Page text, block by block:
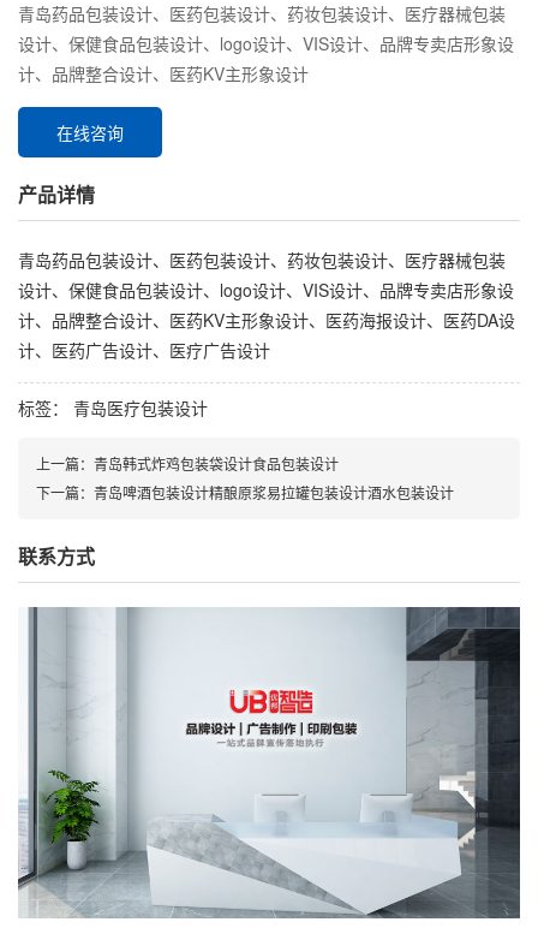
青岛药品包装设计、医药包装设计、药妆包装设计、医疗器械包装
设计、保健食品包装设计、logo设计、VIS设计、品牌专卖店形象设
计、品牌整合设计、医药KV主形象设计
在线咨询
产品详情
青岛药品包装设计、医药包装设计、药妆包装设计、医疗器械包装
设计、保健食品包装设计、logo设计、VIS设计、品牌专卖店形象设
计、品牌整合设计、医药KV主形象设计、医药海报设计、医药DA设
计、医药广告设计、医疗广告设计
标签： 青岛医疗包装设计
上一篇： 青岛韩式炸鸡包装袋设计食品包装设计
下一篇： 青岛啤酒包装设计精酿原浆易拉罐包装设计酒水包装设计
联系方式